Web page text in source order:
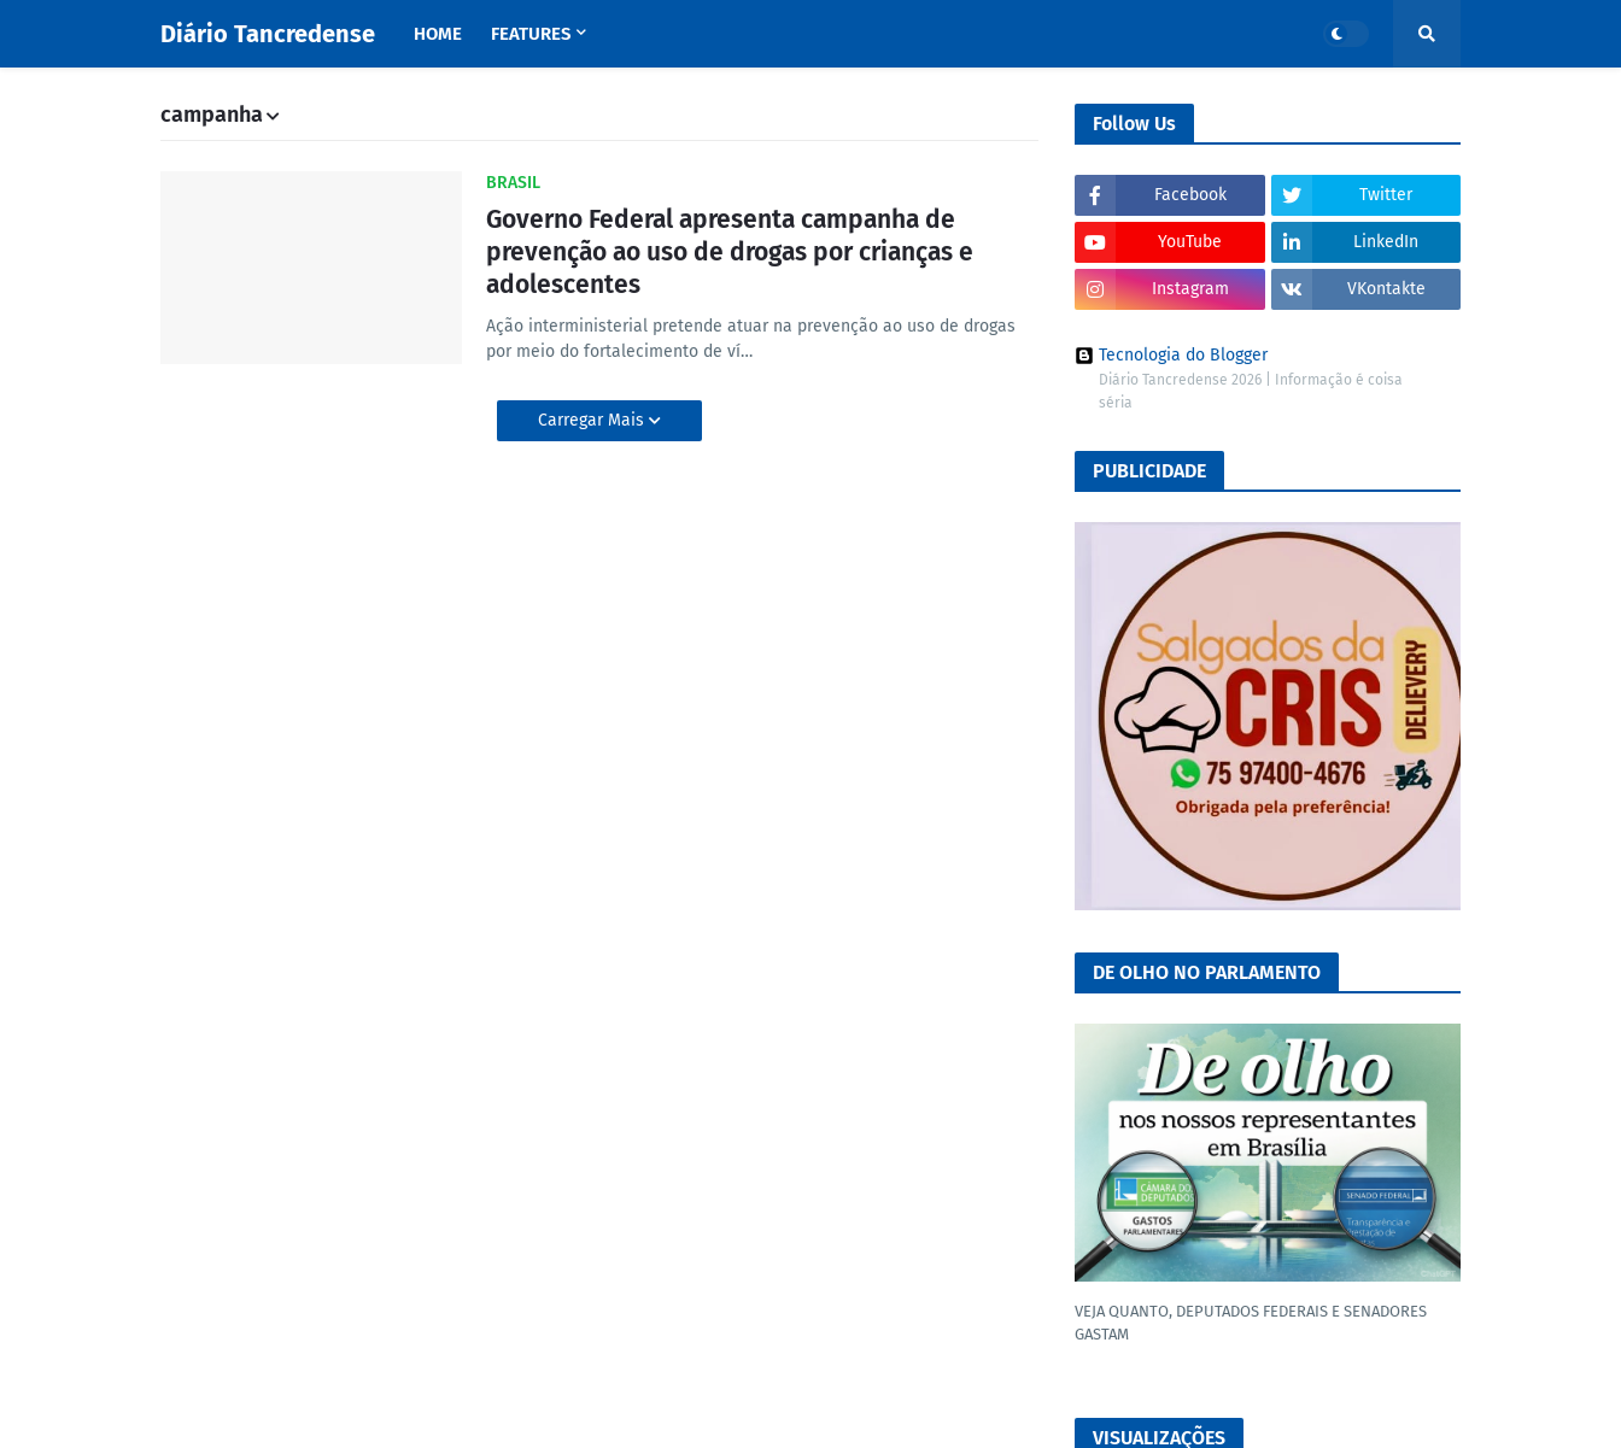
Diário Tancredense HOME FEATURES
campanha
BRASIL
Governo Federal apresenta campanha de
prevenção ao uso de drogas por crianças e
adolescentes
Ação interministerial pretende atuar na prevenção ao uso de drogas
por meio do fortalecimento de ví…
Carregar Mais
Follow Us
Facebook Twitter
YouTube LinkedIn
Instagram VKontakte
Tecnologia do Blogger
Diário Tancredense 2026 | Informação é coisa
séria
PUBLICIDADE
DE OLHO NO PARLAMENTO
VEJA QUANTO, DEPUTADOS FEDERAIS E SENADORES
GASTAM
VISUALIZAÇÕES